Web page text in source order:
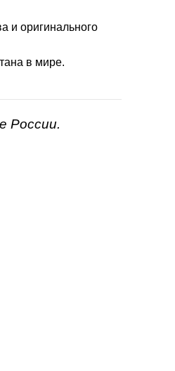
и оригинального
в мире.
России.